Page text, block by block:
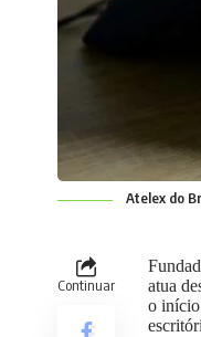
Atelex do
Continuar
atua
o início